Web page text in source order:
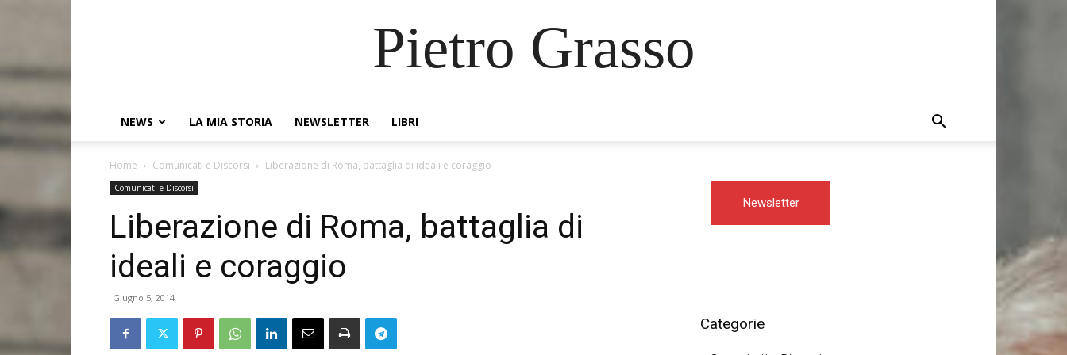
Pietro Grasso
NEWS LA MIA STORIA NEWSLETTER LIBRI
Home Comunicati e Discorsi Liberazione di Roma, battaglia di ideali e coraggio
Comunicati e Discorsi
Liberazione di Roma, battaglia di
ideali e coraggio
Giugno 5, 2014
Newsletter
Categorie